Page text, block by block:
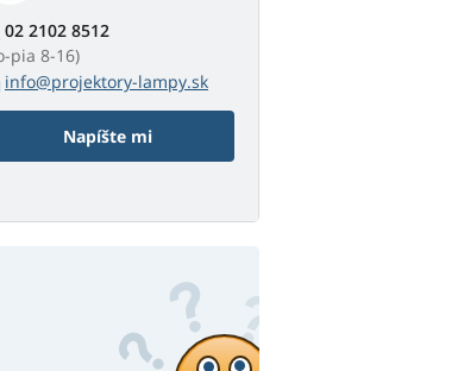
02 2102 8512
pia 8-16)
info@projektory-lampy.sk
Napíšte mi